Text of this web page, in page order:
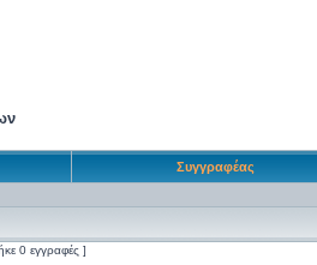
Συγγραφέας
0 εγγραφές ]